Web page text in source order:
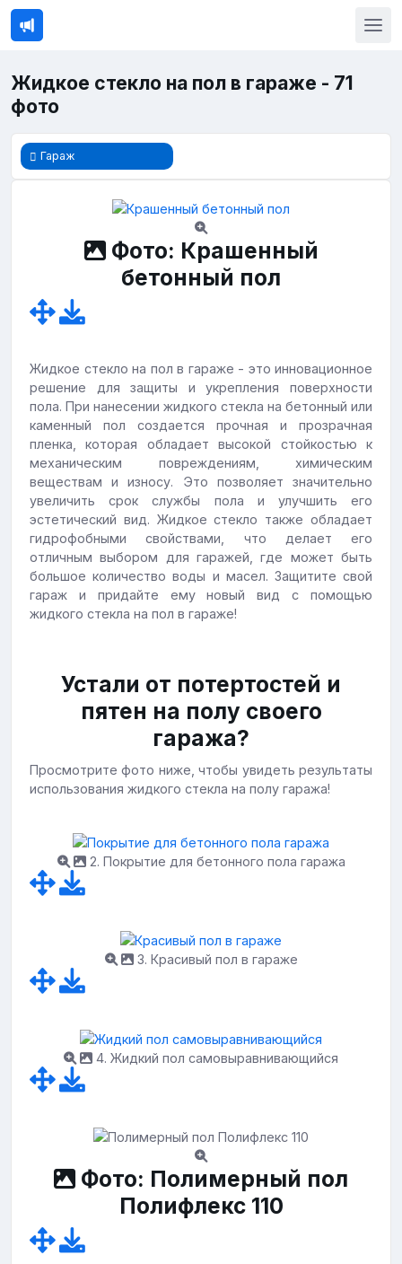
Жидкое стекло на пол в гараже - 71
фото
Гараж
Фото: Крашенный
бетонный пол
Жидкое стекло на пол в гараже - это инновационное
решение для защиты и укрепления поверхности
пола. При нанесении жидкого стекла на бетонный или
каменный пол создается прочная и прозрачная
пленка, которая обладает высокой стойкостью к
механическим повреждениям, химическим
веществам и износу. Это позволяет значительно
увеличить срок службы пола и улучшить его
эстетический вид. Жидкое стекло также обладает
гидрофобными свойствами, что делает его
отличным выбором для гаражей, где может быть
большое количество воды и масел. Защитите свой
гараж и придайте ему новый вид с помощью
жидкого стекла на пол в гараже!
Устали от потертостей и
пятен на полу своего
гаража?
Просмотрите фото ниже, чтобы увидеть результаты
использования жидкого стекла на полу гаража!
2. Покрытие для бетонного пола гаража
3. Красивый пол в гараже
4. Жидкий пол самовыравнивающийся
Фото: Полимерный пол
Полифлекс 110